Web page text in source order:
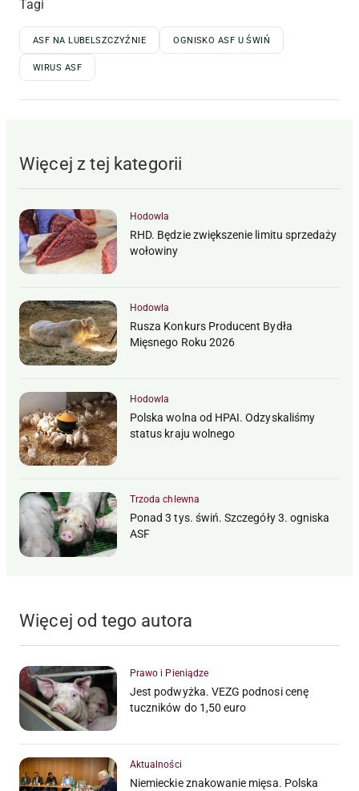
Tagi
ASF NA LUBELSZCZYŹNIE OGNISKO ASF U ŚWIŃ
WIRUS ASF
Więcej z tej kategorii
Hodowla
RHD. Będzie zwiększenie limitu sprzedaży
wołowiny
Hodowla
Rusza Konkurs Producent Bydła
Mięsnego Roku 2026
Hodowla
Polska wolna od HPAI. Odzyskaliśmy
status kraju wolnego
Trzoda chlewna
Ponad 3 tys. świń. Szczegóły 3. ogniska
ASF
Więcej od tego autora
Prawo i Pieniądze
Jest podwyżka. VEZG podnosi cenę
tuczników do 1,50 euro
Aktualności
Niemieckie znakowanie mięsa. Polska